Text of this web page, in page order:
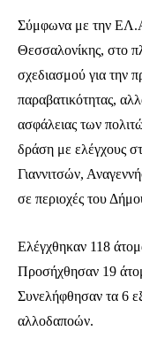
Σύμφωνα με την
Θεσσαλονίκης, στο
σχεδιασμού για την
παραβατικότητας,
ασφάλειας των
δράση με ελέγχους
Γιαννιτσών,
σε περιοχές του
Ελέγχθηκαν 118
Προσήχθησαν 19
Συνελήφθησαν τα 6
αλλοδαποών.